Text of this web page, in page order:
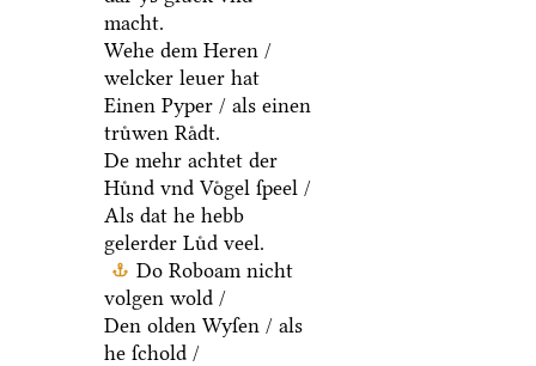
macht.
Wehe dem Heren /
welcker leuer hat
Einen Pyper / als einen
truͤwen Raͤdt.
De mehr achtet der
Huͤnd vnd Voͤgel ſpeel /
Als dat he hebb
gelerder Luͤd veel.
Do Roboam nicht
volgen wold /
Den olden Wyſen / als
he ſchold /